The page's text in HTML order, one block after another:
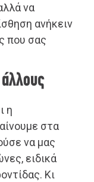
να
ανήκειν
που σας
η
στα
να μας
ειδικά
Κι